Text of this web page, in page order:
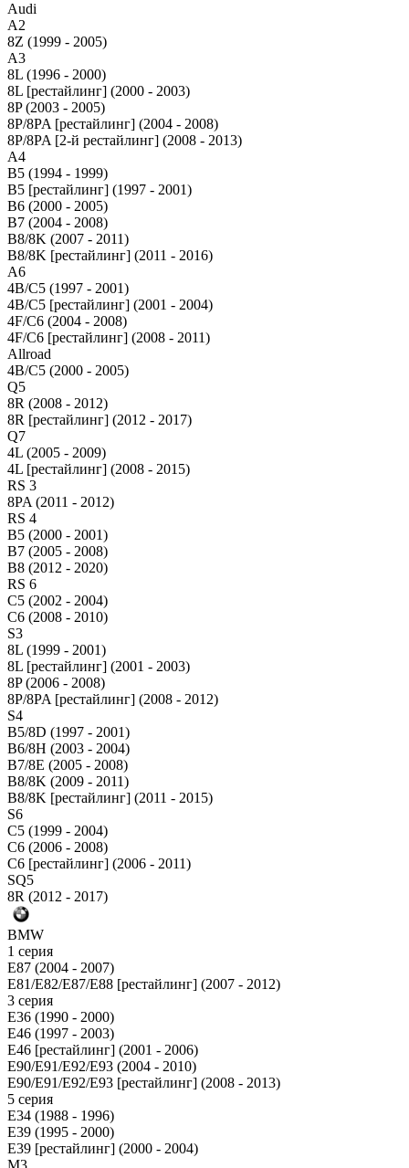
Audi
A2
8Z (1999 - 2005)
A3
8L (1996 - 2000)
8L [рестайлинг] (2000 - 2003)
8P (2003 - 2005)
8P/8PA [рестайлинг] (2004 - 2008)
8P/8PA [2-й рестайлинг] (2008 - 2013)
A4
B5 (1994 - 1999)
B5 [рестайлинг] (1997 - 2001)
B6 (2000 - 2005)
B7 (2004 - 2008)
B8/8K (2007 - 2011)
B8/8K [рестайлинг] (2011 - 2016)
A6
4B/C5 (1997 - 2001)
4B/C5 [рестайлинг] (2001 - 2004)
4F/C6 (2004 - 2008)
4F/C6 [рестайлинг] (2008 - 2011)
Allroad
4B/C5 (2000 - 2005)
Q5
8R (2008 - 2012)
8R [рестайлинг] (2012 - 2017)
Q7
4L (2005 - 2009)
4L [рестайлинг] (2008 - 2015)
RS 3
8PA (2011 - 2012)
RS 4
B5 (2000 - 2001)
B7 (2005 - 2008)
B8 (2012 - 2020)
RS 6
C5 (2002 - 2004)
C6 (2008 - 2010)
S3
8L (1999 - 2001)
8L [рестайлинг] (2001 - 2003)
8P (2006 - 2008)
8P/8PA [рестайлинг] (2008 - 2012)
S4
B5/8D (1997 - 2001)
B6/8H (2003 - 2004)
B7/8E (2005 - 2008)
B8/8K (2009 - 2011)
B8/8K [рестайлинг] (2011 - 2015)
S6
C5 (1999 - 2004)
C6 (2006 - 2008)
C6 [рестайлинг] (2006 - 2011)
SQ5
8R (2012 - 2017)
BMW
1 серия
E87 (2004 - 2007)
E81/E82/E87/E88 [рестайлинг] (2007 - 2012)
3 серия
E36 (1990 - 2000)
E46 (1997 - 2003)
E46 [рестайлинг] (2001 - 2006)
E90/E91/E92/E93 (2004 - 2010)
E90/E91/E92/E93 [рестайлинг] (2008 - 2013)
5 серия
E34 (1988 - 1996)
E39 (1995 - 2000)
E39 [рестайлинг] (2000 - 2004)
M3